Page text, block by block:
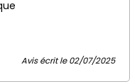
Avis écrit le 02/07/2025